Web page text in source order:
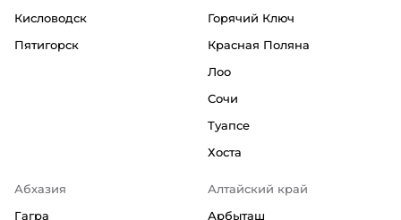
Кисловодск
Пятигорск
Горячий Ключ
Красная Поляна
Лоо
Сочи
Туапсе
Хоста
Абхазия
Гагра
Алтайский край
Арбыташ